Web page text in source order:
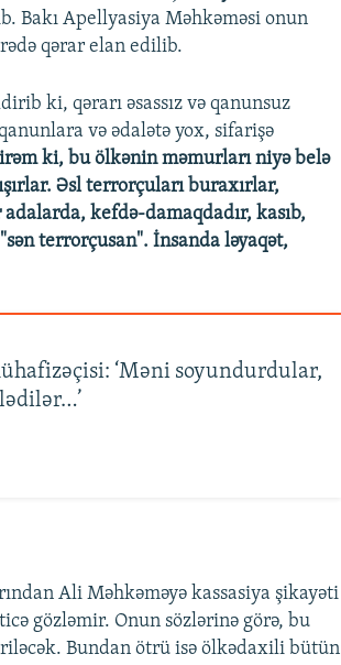
Bakı Apellyasiya Məhkəməsi onun
qərar elan edilib.
ki, qərarı əsassız və qanunsuz
və ədalətə yox, sifarişə
ki, bu ölkənin məmurları niyə belə
Əsl terrorçuları buraxırlar,
kefdə-damaqdadır, kasıb,
terrorçusan". İnsanda ləyaqət,
‘Məni soyundurdular,
Ali Məhkəməyə kassasiya şikayəti
gözləmir. Onun sözlərinə görə, bu
Bundan ötrü isə ölkədaxili bütün